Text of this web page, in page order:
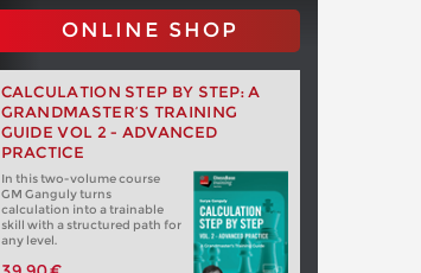
ONLINE SHOP
CALCULATION STEP BY STEP: A
GRANDMASTER’S TRAINING
GUIDE VOL 2 - ADVANCED
PRACTICE
In this two-volume course
GM Ganguly turns
calculation into a trainable
skill with a structured path for
any level.